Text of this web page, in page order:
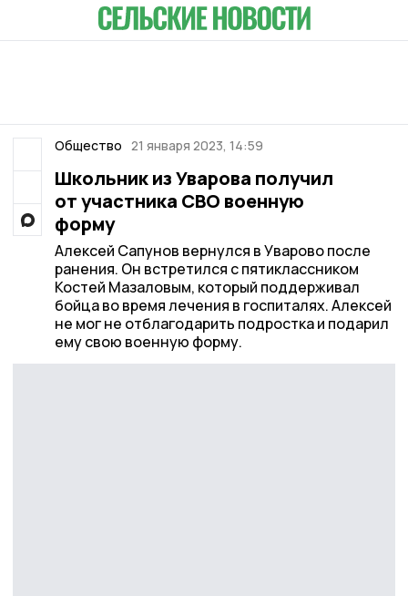
Общество 21 января 2023, 14:59
Школьник из Уварова получил
от участника СВО военную
форму
Алексей Сапунов вернулся в Уварово после
ранения. Он встретился с пятиклассником
Костей Мазаловым, который поддерживал
бойца во время лечения в госпиталях. Алексей
не мог не отблагодарить подростка и подарил
ему свою военную форму.